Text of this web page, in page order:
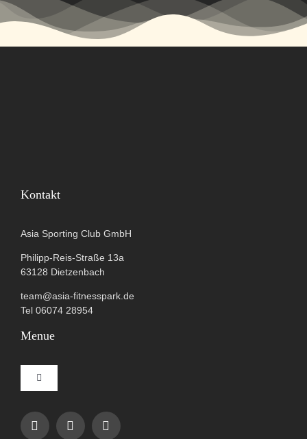
Kontakt
Asia Sporting Club GmbH
Philipp-Reis-Straße 13a
63128 Dietzenbach
team@asia-fitnesspark.de
Tel 06074 28954
Menue
Toggle
Navigation
Impressum